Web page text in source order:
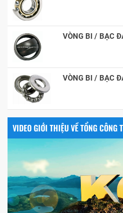
VÒNG BI / BẠC
VÒNG BI / BẠC
VIDEO GIỚI THIỆU VỀ TỔNG CÔNG